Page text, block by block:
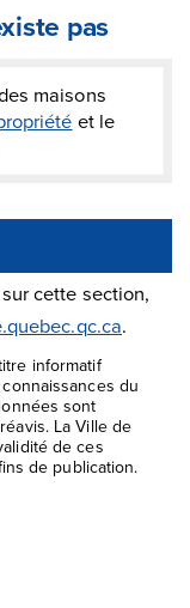
pas
maisons
et le
cette section,
.
informatif
du
sont
La Ville de
de ces
de publication.